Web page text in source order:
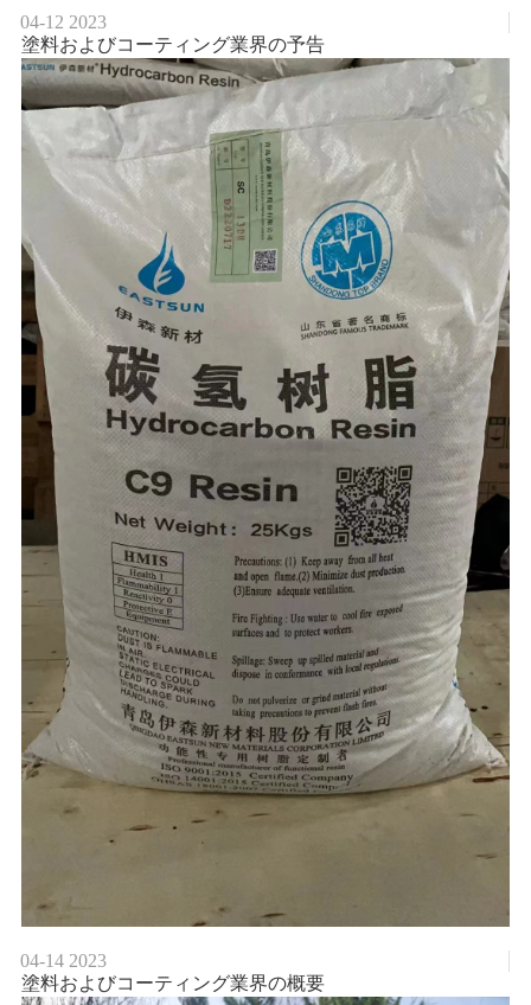
04-12 2023
塗料およびコーティング業界の予告
04-14 2023
塗料およびコーティング業界の概要